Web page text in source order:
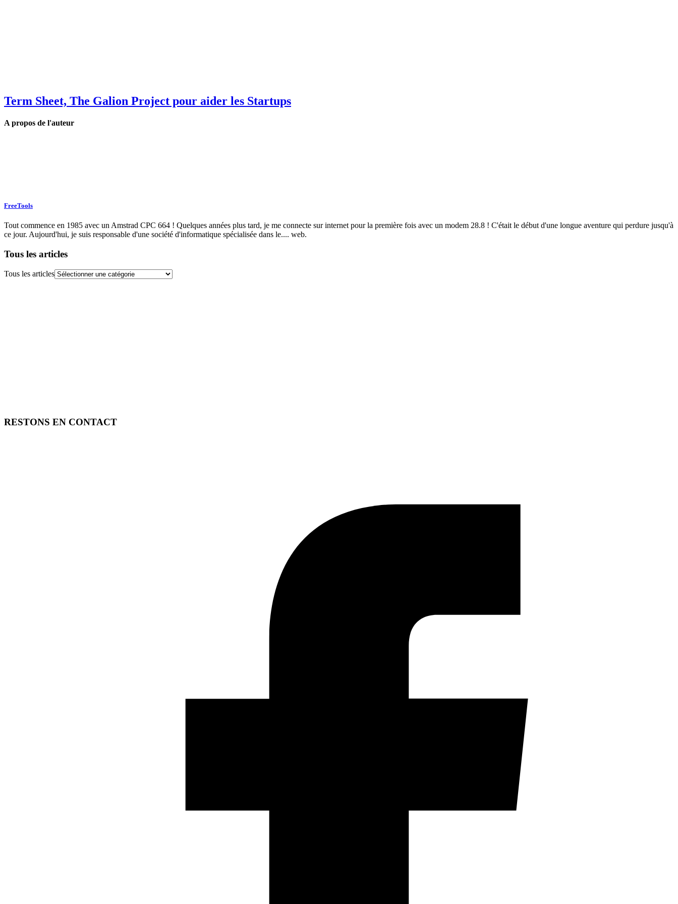
Term Sheet, The Galion Project pour aider les Startups
A propos de l'auteur
FreeTools
Tout commence en 1985 avec un Amstrad CPC 664 ! Quelques années plus tard, je me connecte sur internet pour la première fois avec un modem 28.8 ! C'était le début d'une longue aventure qui perdure jusqu'à
ce jour. Aujourd'hui, je suis responsable d'une société d'informatique spécialisée dans le.... web.
Tous les articles
Tous les articles
RESTONS EN CONTACT